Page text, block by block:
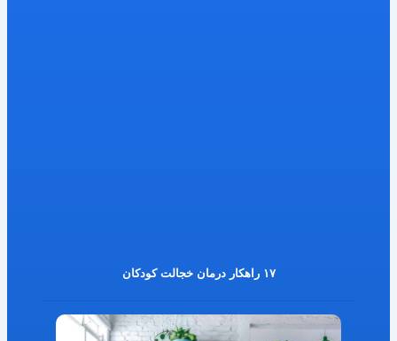
۱۷ راهکار درمان خجالت کودکان